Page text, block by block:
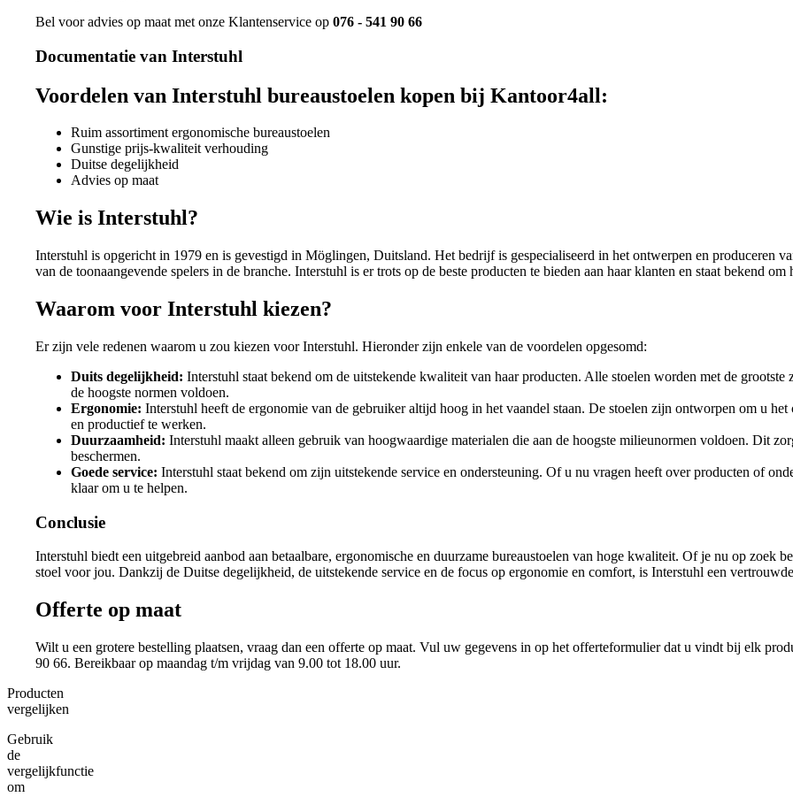
Bel voor advies op maat met onze Klantenservice op 076 - 541 90 66
Documentatie van Interstuhl
Voordelen van Interstuhl bureaustoelen kopen bij Kantoor4all:
Ruim assortiment ergonomische bureaustoelen
Gunstige prijs-kwaliteit verhouding
Duitse degelijkheid
Advies op maat
Wie is Interstuhl?
Interstuhl is opgericht in 1979 en is gevestigd in Möglingen, Duitsland. Het bedrijf is gespecialiseerd in het ontwerpen en produceren
van de toonaangevende spelers in de branche. Interstuhl is er trots op de beste producten te bieden aan haar klanten en staat bekend
Waarom voor Interstuhl kiezen?
Er zijn vele redenen waarom u zou kiezen voor Interstuhl. Hieronder zijn enkele van de voordelen opgesomd:
Duits degelijkheid: Interstuhl staat bekend om de uitstekende kwaliteit van haar producten. Alle stoelen worden met de
de hoogste normen voldoen.
Ergonomie: Interstuhl heeft de ergonomie van de gebruiker altijd hoog in het vaandel staan. De stoelen zijn ontworpen om u
en productief te werken.
Duurzaamheid: Interstuhl maakt alleen gebruik van hoogwaardige materialen die aan de hoogste milieunormen voldoen. Dit
beschermen.
Goede service: Interstuhl staat bekend om zijn uitstekende service en ondersteuning. Of u nu vragen heeft over producten of
klaar om u te helpen.
Conclusie
Interstuhl biedt een uitgebreid aanbod aan betaalbare, ergonomische en duurzame bureaustoelen van hoge kwaliteit. Of je nu op zoek
stoel voor jou. Dankzij de Duitse degelijkheid, de uitstekende service en de focus op ergonomie en comfort, is Interstuhl een
Offerte op maat
Wilt u een grotere bestelling plaatsen, vraag dan een offerte op maat. Vul uw gegevens in op het offerteformulier dat u vindt bij elk
90 66. Bereikbaar op maandag t/m vrijdag van 9.00 tot 18.00 uur.
Producten
vergelijken
Gebruik
de
vergelijkfunctie
om